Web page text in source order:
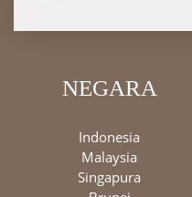
NEGARA
Indonesia
Malaysia
Singapura